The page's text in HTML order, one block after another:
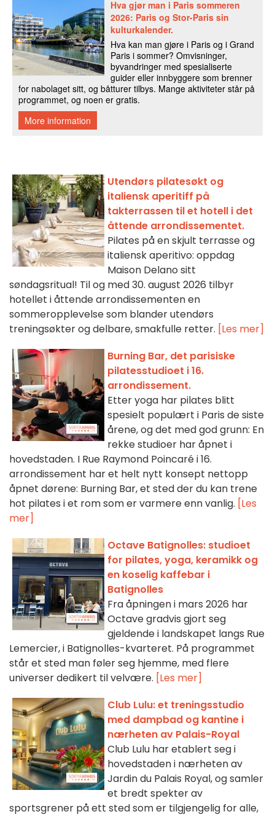
Utendørs pilatesøkt og
italiensk aperitiff på
takterrassen til et hotell i det
åttende arrondissementet.
Pilates på en skjult terrasse og
italiensk aperitivo: oppdag
Maison Delano sitt
søndagsritual! Til og med 30. august 2026 tilbyr
hotellet i åttende arrondissementen en
sommeropplevelse som blander utendørs
treningsøkter og delbare, smakfulle retter. [Les mer]
Burning Bar, det parisiske
pilatesstudioet i 16.
arrondissement.
Etter yoga har pilates blitt
spesielt populært i Paris de siste
årene, og det med god grunn: En
rekke studioer har åpnet i
hovedstaden. I Rue Raymond Poincaré i 16.
arrondissement har et helt nytt konsept nettopp
åpnet dørene: Burning Bar, et sted der du kan trene
hot pilates i et rom som er varmere enn vanlig. [Les
mer]
Octave Batignolles: studioet
for pilates, yoga, keramikk og
en koselig kaffebar i
Batignolles
Fra åpningen i mars 2026 har
Octave gradvis gjort seg
gjeldende i landskapet langs Rue
Lemercier, i Batignolles-kvarteret. På programmet
står et sted man føler seg hjemme, med flere
universer dedikert til velvære. [Les mer]
Club Lulu: et treningsstudio
med dampbad og kantine i
nærheten av Palais-Royal
Club Lulu har etablert seg i
hovedstaden i nærheten av
Jardin du Palais Royal, og samler
et bredt spekter av
sportsgrener på ett sted som er tilgjengelig for alle,